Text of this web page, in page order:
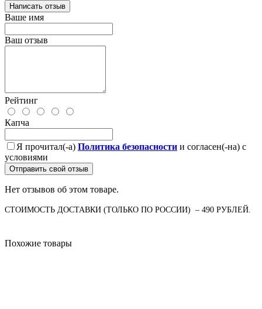
Написать отзыв
Ваше имя
Ваш отзыв
Рейтинг
Капча
Я прочитал(-а) Политика безопасности и согласен(-на) с
условиями
Отправить свой отзыв
Нет отзывов об этом товаре.
СТОИМОСТЬ ДОСТАВКИ (ТОЛЬКО ПО РОССИИ) – 490 РУБЛЕЙ.
Похожие товары